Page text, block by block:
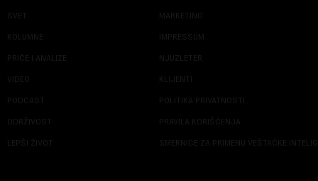
SVET
KOLUMNE
PRIČE I ANALIZE
VIDEO
PODCAST
ODRŽIVOST
LEPŠI ŽIVOT
MARKETING
IMPRESSUM
NJUZLETER
KLIJENTI
POLITIKA PRIVATNOSTI
PRAVILA KORIŠĆENJA
SMERNICE ZA PRIMENU VEŠTAČKE